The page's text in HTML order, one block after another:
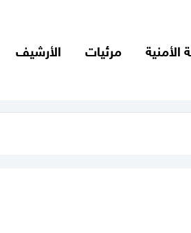
الأمنية مرئيات الأرشيف